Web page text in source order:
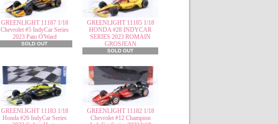
GREENLIGHT 11187 1/18
Chevrolet #5 IndyCar Series
2023 Pato O'Ward
SOLD OUT
GREENLIGHT 11185 1/18
HONDA #28 INDYCAR
SERIES 2023 ROMAIN
GROSJEAN
SOLD OUT
GREENLIGHT 11183 1/18
Honda #26 IndyCar Series
GREENLIGHT 11182 1/18
Chevrolet #12 Champion